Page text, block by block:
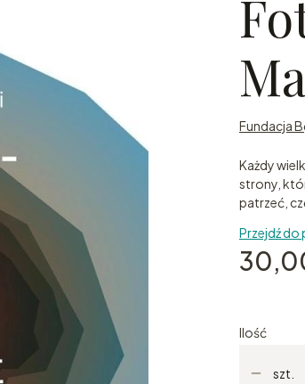
Fundacja
Każdy
strony,
patrzeć,
Przejdź do
Cena
Ilość
szt.